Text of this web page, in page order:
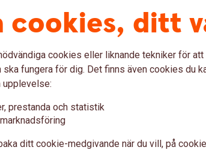
Bor man i en hyresrätt får man
har man dels en
där räntan kan ändras. Bor
driftskostnader som kan ändras.
i eget hus. Dessa utgifter kan
fakturor vilken förbrukning i kWh
och därmed också hur dina
cookies, ditt
cookies eller liknande tekniker för att
fungera för dig. Det finns även cookies du
upplevelse:
prestanda och statistik
ditt cookie-medgivande när du vill, på